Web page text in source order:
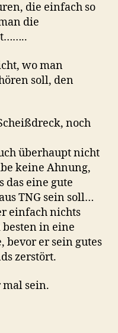
die einfach so
die
wo man
soll, den
noch
überhaupt nicht
keine Ahnung,
das eine gute
TNG sein soll…
einfach nichts
in eine
bevor er sein gutes
zerstört.
mal sein.